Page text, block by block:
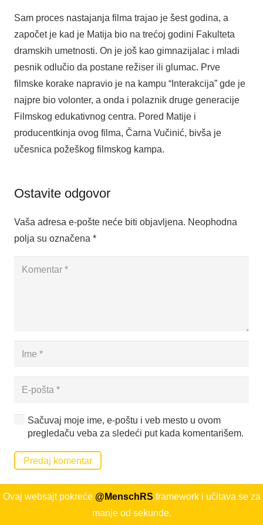
Sam proces nastajanja filma trajao je šest godina, a
započet je kad je Matija bio na trećoj godini Fakulteta
dramskih umetnosti. On je još kao gimnazijalac i mladi
pesnik odlučio da postane režiser ili glumac. Prve
filmske korake napravio je na kampu “Interakcija” gde je
najpre bio volonter, a onda i polaznik druge generacije
Filmskog edukativnog centra. Pored Matije i
producentkinja ovog filma, Čarna Vučinić, bivša je
učesnica požeškog filmskog kampa.
Ostavite odgovor
Vaša adresa e-pošte neće biti objavljena. Neophodna
polja su označena *
Sačuvaj moje ime, e-poštu i veb mesto u ovom
pregledaču veba za sledeći put kada komentarišem.
Predaj komentar
Ovaj websajt pokreće @MenschRS framework i učitava se za
manje od sekunde.